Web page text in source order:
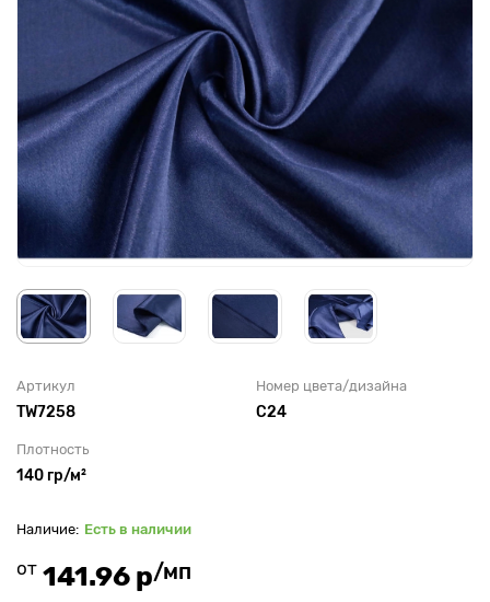
Артикул
TW7258
Номер цвета/дизайна
С24
Плотность
140 гр/м²
Есть в наличии
от 141.96 р/мп